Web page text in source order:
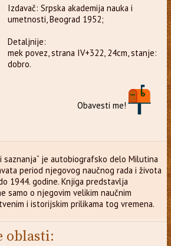
Izdavač: Srpska akademija nauka i
umetnosti, Beograd 1952;
Detaljnije:
mek povez, strana IV+322, 24cm, stanje:
dobro.
Obavesti me!
saznanja“ je autobiografsko delo Milutina
period njegovog naučnog rada i života
1944. godine. Knjiga predstavlja
samo o njegovim velikim naučnim
i istorijskim prilikama tog vremena.
oblasti: